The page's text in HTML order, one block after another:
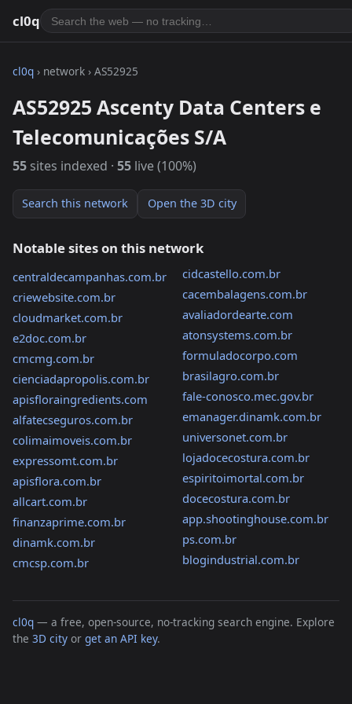
cl0q
cl0q › network › AS52925
AS52925 Ascenty Data Centers e
Telecomunicações S/A
55 sites indexed · 55 live (100%)
Search this network Open the 3D city
Notable sites on this network
centraldecampanhas.com.br
criewebsite.com.br
cloudmarket.com.br
e2doc.com.br
cmcmg.com.br
cienciadapropolis.com.br
apisfloraingredients.com
alfatecseguros.com.br
colimaimoveis.com.br
expressomt.com.br
apisflora.com.br
allcart.com.br
finanzaprime.com.br
dinamk.com.br
cmcsp.com.br
cidcastello.com.br
cacembalagens.com.br
avaliadordearte.com
atonsystems.com.br
formuladocorpo.com
brasilagro.com.br
fale-conosco.mec.gov.br
emanager.dinamk.com.br
universonet.com.br
lojadocecostura.com.br
espiritoimortal.com.br
docecostura.com.br
app.shootinghouse.com.br
ps.com.br
blogindustrial.com.br
cl0q — a free, open-source, no-tracking search engine. Explore
the 3D city or get an API key.